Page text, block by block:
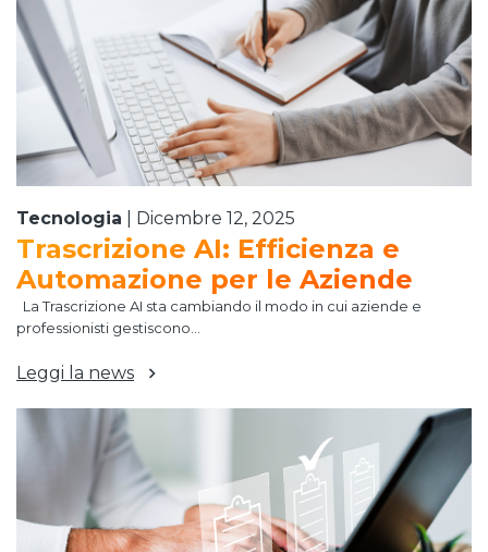
Tecnologia Dicembre 12, 2025
Trascrizione AI: Efficienza e
Automazione per le Aziende
La Trascrizione AI sta cambiando il modo in cui aziende e
professionisti gestiscono...
Leggi la news